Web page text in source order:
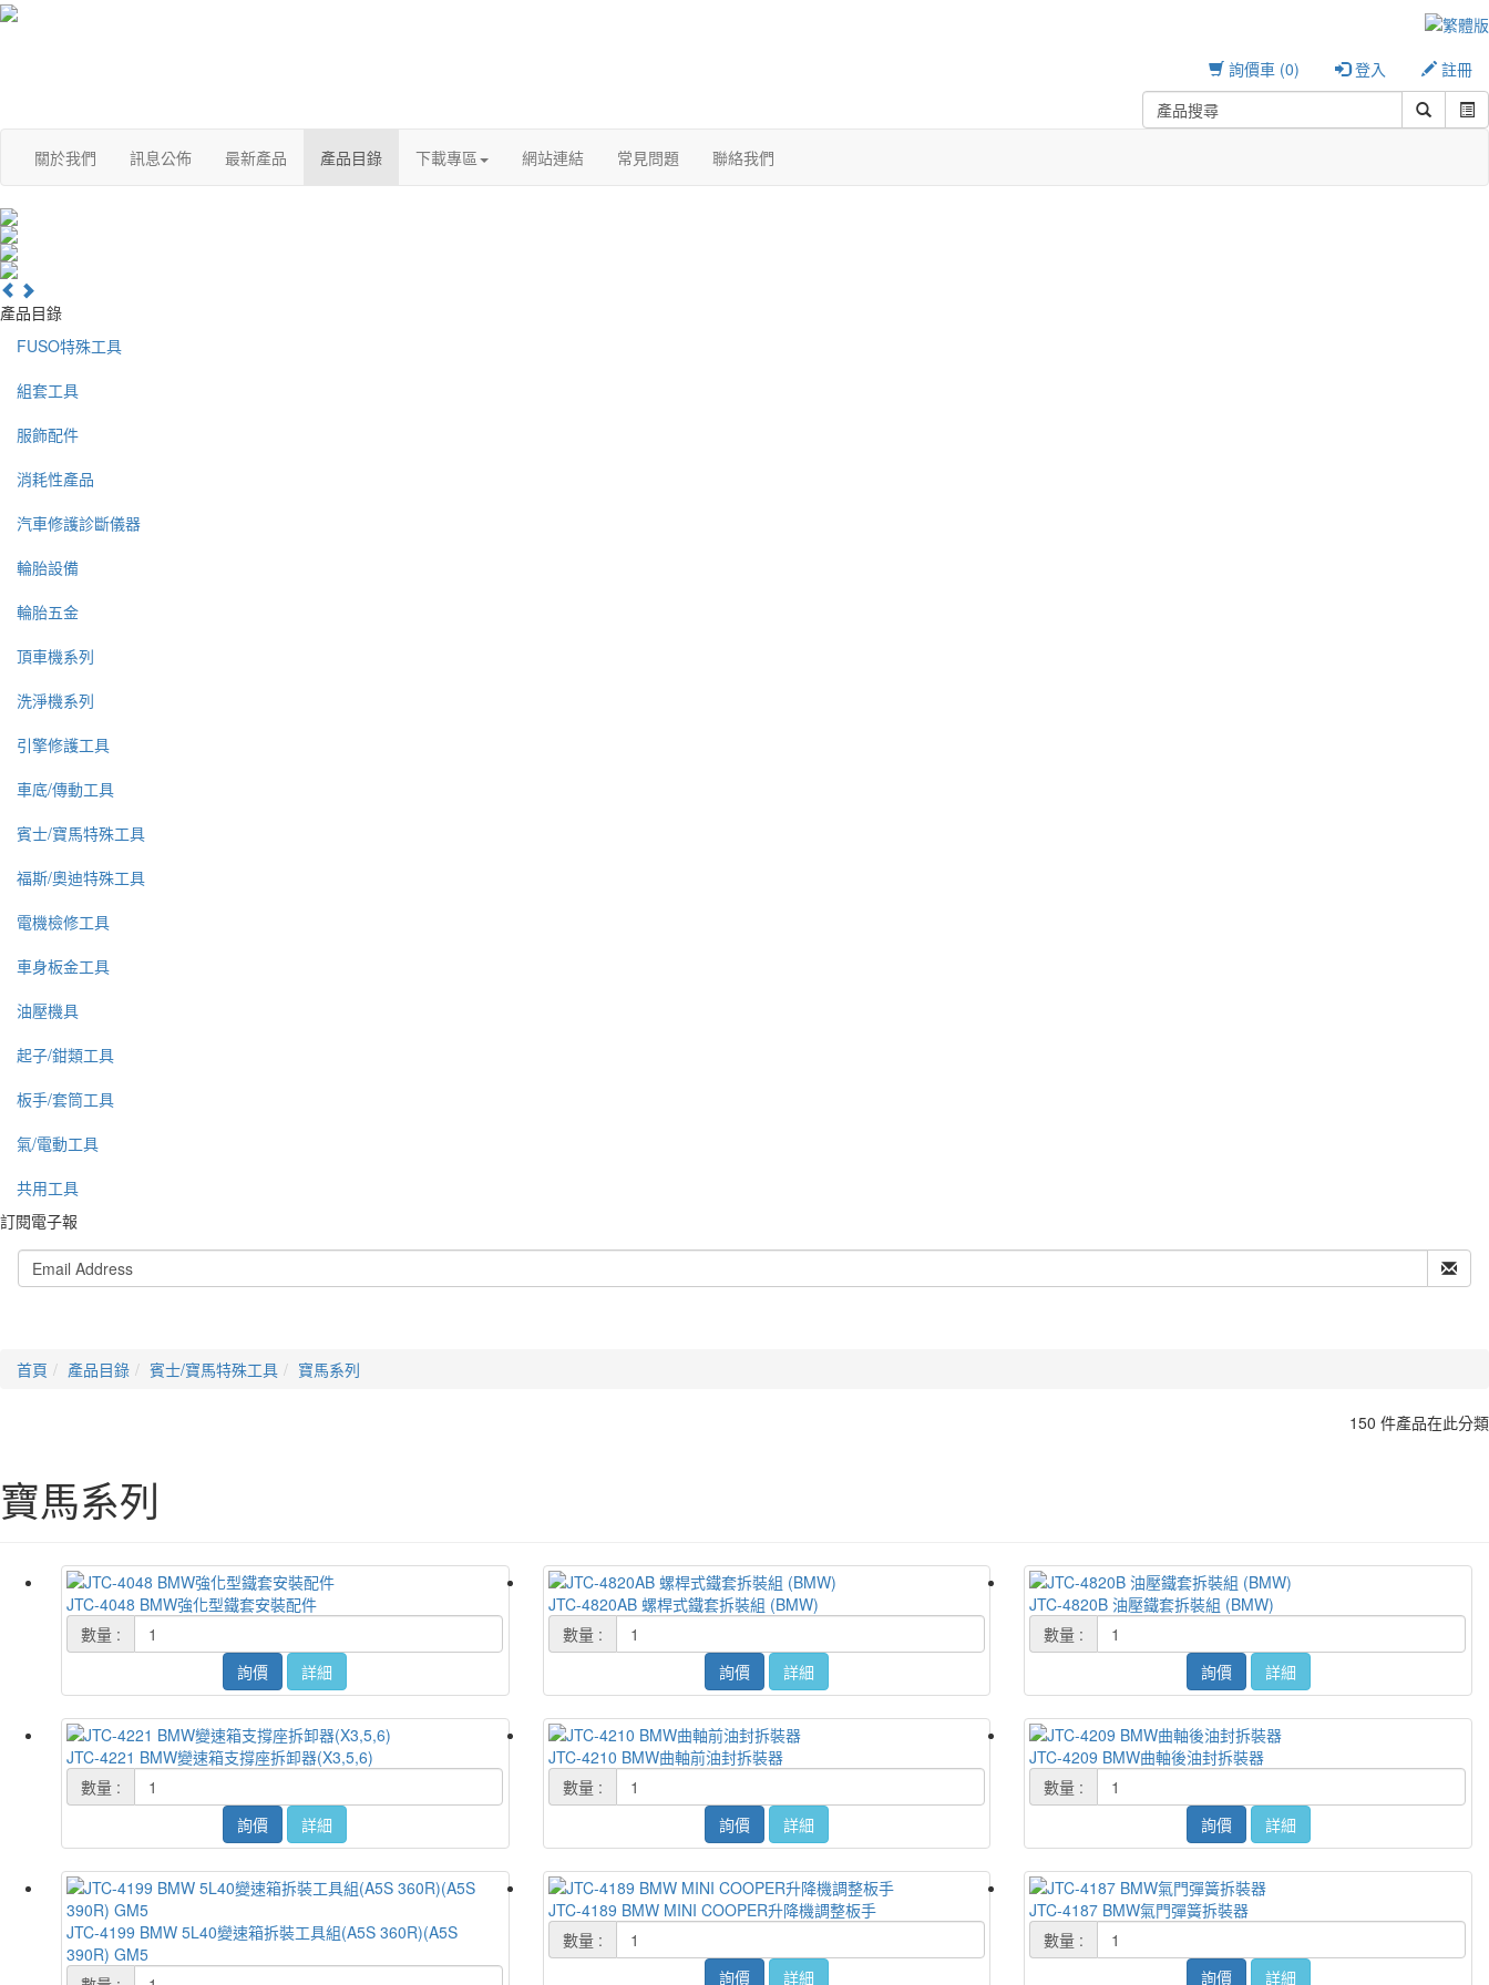
詢價車 (0) 登入 註冊
關於我們 訊息公佈 最新產品 產品目錄 下載專區 網站連結 常見問題 聯絡我們
產品目錄
FUSO特殊工具
組套工具
服飾配件
消耗性產品
汽車修護診斷儀器
輪胎設備
輪胎五金
頂車機系列
洗淨機系列
引擎修護工具
車底/傳動工具
賓士/寶馬特殊工具
福斯/奧迪特殊工具
電機檢修工具
車身板金工具
油壓機具
起子/鉗類工具
板手/套筒工具
氣/電動工具
共用工具
訂閱電子報
首頁 產品目錄 賓士/寶馬特殊工具 寶馬系列
150 件產品在此分類
寶馬系列
JTC-4048 BMW強化型鐵套安裝配件
數量 :
詢價
詳細
JTC-4820AB 螺桿式鐵套拆裝組 (BMW)
數量 :
詢價
詳細
JTC-4820B 油壓鐵套拆裝組 (BMW)
數量 :
詢價
詳細
JTC-4221 BMW變速箱支撐座拆卸器(X3,5,6)
數量 :
詢價
詳細
JTC-4210 BMW曲軸前油封拆裝器
數量 :
詢價
詳細
JTC-4209 BMW曲軸後油封拆裝器
數量 :
詢價
詳細
JTC-4199 BMW 5L40變速箱拆裝工具組(A5S 360R)(A5S
390R) GM5
JTC-4189 BMW MINI COOPER升降機調整板手
數量 :
詢價
詳細
JTC-4187 BMW氣門彈簧拆裝器
數量 :
詢價
詳細